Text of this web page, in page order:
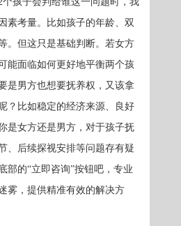
素考量。比如孩子的年龄、双
。但这只是基础判断。若女方
能面临如何更好地平衡两个孩
是男方也想要抚养权，又该拿
？比如稳定的经济来源、良好
是女方还是男方，对于孩子抚
、后续探视安排等问题存有疑
部的“立即咨询”按钮吧，专业
雾，提供精准有效的解决方